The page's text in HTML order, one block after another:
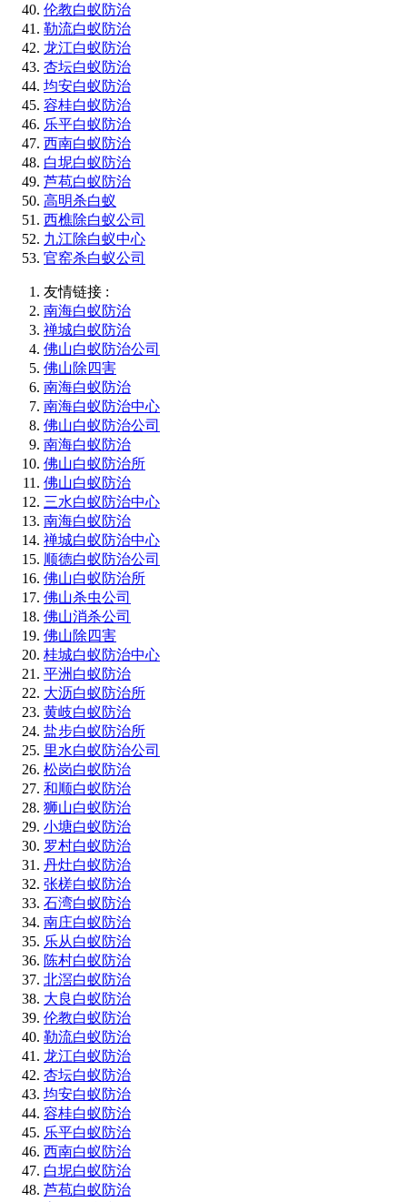
伦教白蚁防治
勒流白蚁防治
龙江白蚁防治
杏坛白蚁防治
均安白蚁防治
容桂白蚁防治
乐平白蚁防治
西南白蚁防治
白坭白蚁防治
芦苞白蚁防治
高明杀白蚁
西樵除白蚁公司
九江除白蚁中心
官窑杀白蚁公司
友情链接 :
南海白蚁防治
禅城白蚁防治
佛山白蚁防治公司
佛山除四害
南海白蚁防治
南海白蚁防治中心
佛山白蚁防治公司
南海白蚁防治
佛山白蚁防治所
佛山白蚁防治
三水白蚁防治中心
南海白蚁防治
禅城白蚁防治中心
顺德白蚁防治公司
佛山白蚁防治所
佛山杀虫公司
佛山消杀公司
佛山除四害
桂城白蚁防治中心
平洲白蚁防治
大沥白蚁防治所
黄岐白蚁防治
盐步白蚁防治所
里水白蚁防治公司
松岗白蚁防治
和顺白蚁防治
狮山白蚁防治
小塘白蚁防治
罗村白蚁防治
丹灶白蚁防治
张槎白蚁防治
石湾白蚁防治
南庄白蚁防治
乐从白蚁防治
陈村白蚁防治
北滘白蚁防治
大良白蚁防治
伦教白蚁防治
勒流白蚁防治
龙江白蚁防治
杏坛白蚁防治
均安白蚁防治
容桂白蚁防治
乐平白蚁防治
西南白蚁防治
白坭白蚁防治
芦苞白蚁防治